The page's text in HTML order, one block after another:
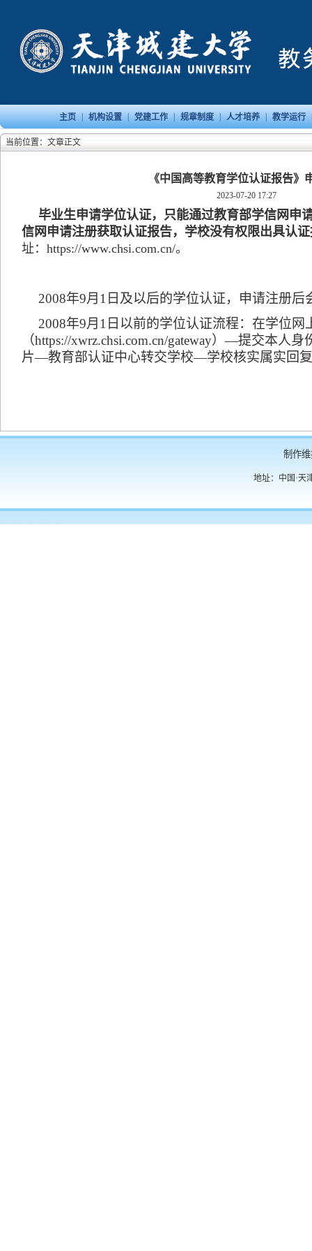
主页 | 机构设置 | 党建工作 | 规章制度 | 人才培养 | 教学运行
当前位置：文章正文
《中国高等教育学位认证报告》
2023-07-20 17:27
毕业生申请学位认证，只能通过教育部学信网申
信网申请注册获取认证报告，学校没有权限出具认
址：https://www.chsi.com.cn/。
2008年9月1日及以后的学位认证，申请注册后
2008年9月1日以前的学位认证流程：在学位网
（https://xwrz.chsi.com.cn/gateway）—提交本人身
片—教育部认证中心转交学校—学校核实属实回
制作
地址：中国·天